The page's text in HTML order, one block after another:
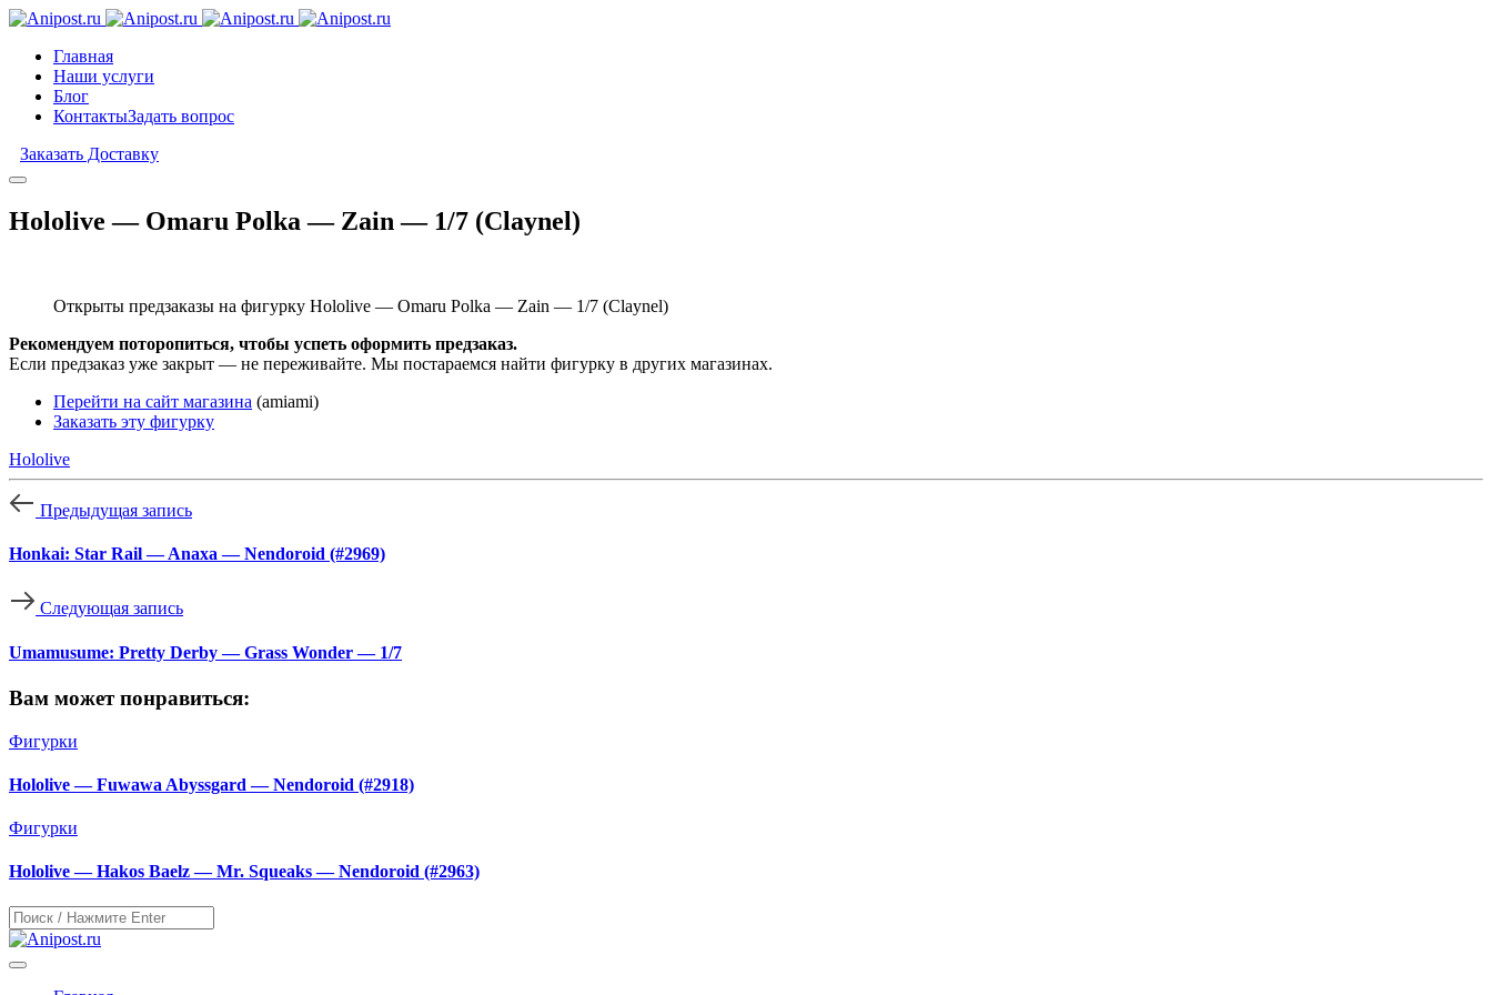
Главная
Наши услуги
Блог
КонтактыЗадать вопрос
Заказать Доставку
Hololive — Omaru Polka — Zain — 1/7 (Claynel)
Открыты предзаказы на фигурку Hololive — Omaru Polka — Zain — 1/7 (Claynel)
Рекомендуем поторопиться, чтобы успеть оформить предзаказ.
Если предзаказ уже закрыт — не переживайте. Мы постараемся найти фигурку в других магазинах.
Перейти на сайт магазина (amiami)
Заказать эту фигурку
Hololive
Предыдущая запись
Honkai: Star Rail — Anaxa — Nendoroid (#2969)
Следующая запись
Umamusume: Pretty Derby — Grass Wonder — 1/7
Вам может понравиться:
Фигурки
Hololive — Fuwawa Abyssgard — Nendoroid (#2918)
Фигурки
Hololive — Hakos Baelz — Mr. Squeaks — Nendoroid (#2963)